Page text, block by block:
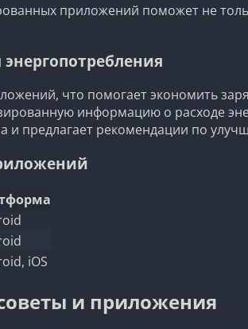
приложений поможет не
что помогает экономить
информацию о расходе
и предлагает рекомендации по
iOS
и приложения